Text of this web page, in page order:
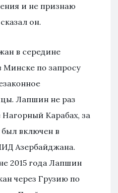
и не признаю
он.
в середине
Минске по запросу
Лапшин не раз
Карабах, за
был включен в
Азербайджана.
2015 года Лапшин
через Грузию по